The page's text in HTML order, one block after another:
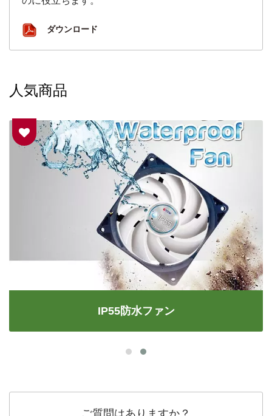
ダウンロード
人気商品
IP55防水ファン
ご質問はありますか？